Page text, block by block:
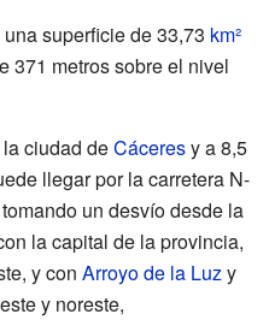
superficie de 33,73 km²
371 metros sobre el nivel
ciudad deCáceresy a 8,5
llegar por la carretera N-
un desvío desde la
la capital de la provincia,
y con Arroyo de la Luzy
y noreste,